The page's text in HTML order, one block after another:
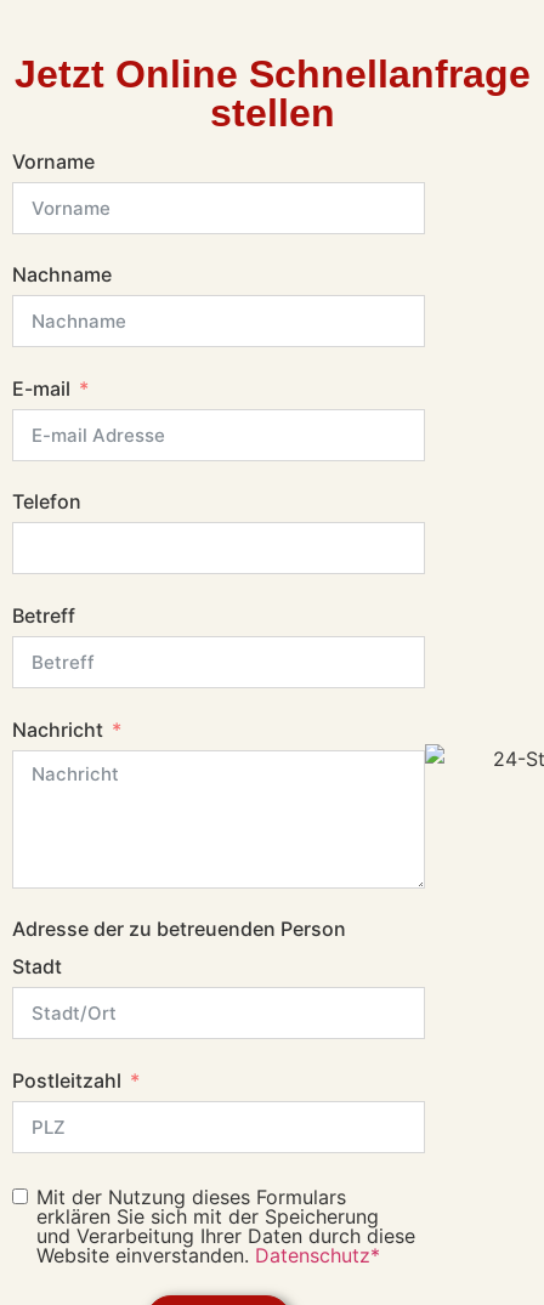
Jetzt Online Schnellanfrage
stellen
Vorname
Nachname
E-mail
Telefon
Betreff
Nachricht
Adresse der zu betreuenden Person
Stadt
Postleitzahl
Mit der Nutzung dieses Formulars
erklären Sie sich mit der Speicherung
und Verarbeitung Ihrer Daten durch diese
Website einverstanden. Datenschutz*